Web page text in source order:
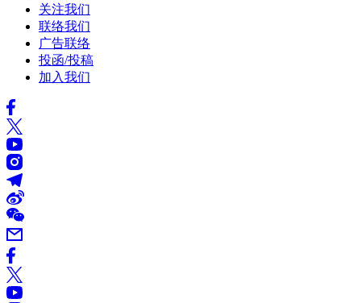
关注我们
联络我们
广告联络
投函/投稿
加入我们